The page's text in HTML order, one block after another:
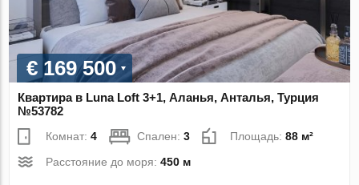
€ 169 500
Квартира в Luna Loft 3+1, Аланья, Анталья, Турция
№53782
Комнат:4 Спален:3 Площадь:88 м²
Расстояние до моря:450 м